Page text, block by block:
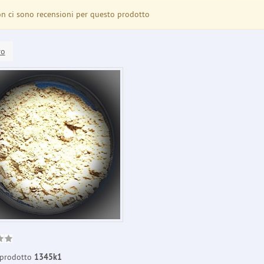
ci sono recensioni per questo prodotto
1345k1